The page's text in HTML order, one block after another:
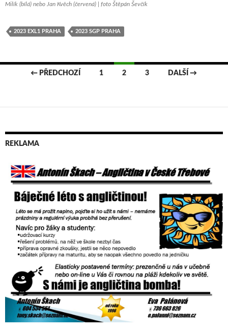
Milík (bílá) nebo Jan Kvěch (červená) | foto Štěpán Ševčík
2023 EXL1 PRAHA 2023 SGP PRAHA
pro
← PŘEDCHOZÍ 1 2 3 DALŠÍ →
REKLAMA